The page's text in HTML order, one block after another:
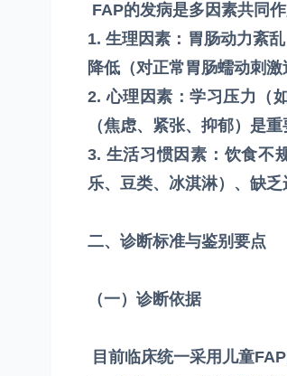
FAP的发病是多因素共同
1. 生理因素：胃肠动力紊
降低（对正常胃肠蠕动刺
2. 心理因素：学习压力（
（焦虑、紧张、抑郁）是
3. 生活习惯因素：饮食不
乐、豆类、冰淇淋）、缺乏
二、诊断标准与鉴别要点
（一）诊断依据
目前临床统一采用儿童